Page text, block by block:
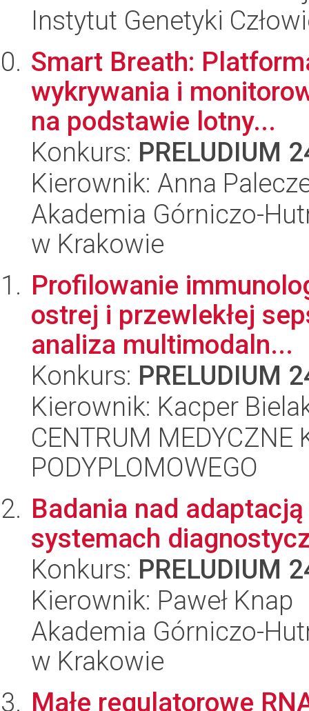
Instytut Genetyki
Smart Breath:
wykrywania i
na podstawie lotny...
Konkurs: PRELUDIUM
Kierownik: Anna
Akademia Górniczo-
w Krakowie
Profilowanie
ostrej i przewlekłej
analiza multimodaln...
Konkurs: PRELUDIUM
Kierownik: Kacper
CENTRUM MEDYCZNE
PODYPLOMOWEGO
Badania nad
systemach
Konkurs: PRELUDIUM
Kierownik: Paweł Knap
Akademia Górniczo-
w Krakowie
Małe regulatorowe